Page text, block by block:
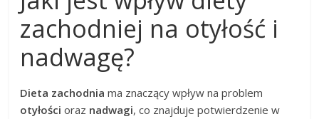
zachodniej na otyłość i
nadwagę?
Dieta zachodnia ma znaczący wpływ na problem
otyłości oraz nadwagi, co znajduje potwierdzenie w